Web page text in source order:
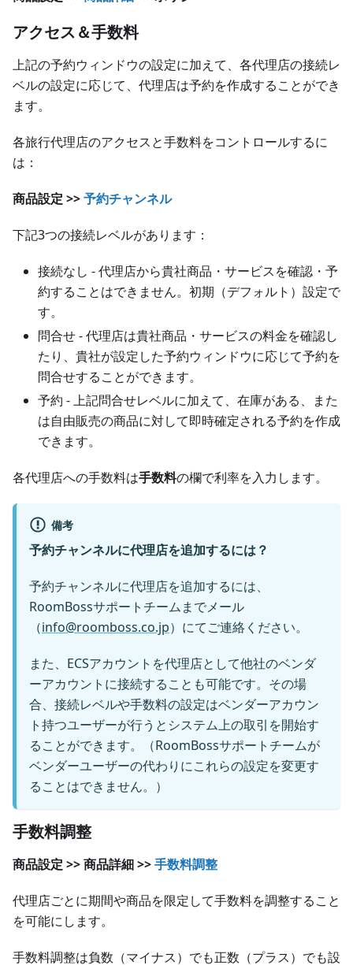
アクセス＆手数料
上記の予約ウィンドウの設定に加えて、各代理店の接続レ
ベルの設定に応じて、代理店は予約を作成することができ
ます。
各旅行代理店のアクセスと手数料をコントロールするに
は：
商品設定 >>予約チャンネル
下記3つの接続レベルがあります：
接続なし - 代理店から貴社商品・サービスを確認・予
約することはできません。初期（デフォルト）設定で
す。
問合せ - 代理店は貴社商品・サービスの料金を確認し
たり、貴社が設定した予約ウィンドウに応じて予約を
問合せすることができます。
予約 - 上記問合せレベルに加えて、在庫がある、また
は自由販売の商品に対して即時確定される予約を作成
できます。
各代理店への手数料は手数料の欄で利率を入力します。
備考
予約チャンネルに代理店を追加するには？
予約チャンネルに代理店を追加するには、
RoomBossサポートチームまでメール
（info@roomboss.co.jp）にてご連絡ください。
また、ECSアカウントを代理店として他社のベンダ
ーアカウントに接続することも可能です。その場
合、接続レベルや手数料の設定はベンダーアカウン
ト持つユーザーが行うとシステム上の取引を開始す
ることができます。（RoomBossサポートチームが
ベンダーユーザーの代わりにこれらの設定を変更す
ることはできません。）
手数料調整
商品設定 >> 商品詳細 >>手数料調整
代理店ごとに期間や商品を限定して手数料を調整すること
を可能にします。
手数料調整は負数（マイナス）でも正数（プラス）でも設